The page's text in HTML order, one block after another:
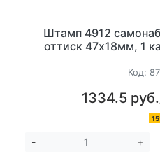
Штамп 4912
оттиск 47х18мм, 1
Код:
1334.5 руб.
- +